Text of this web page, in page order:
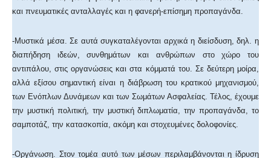
και πνευματικές ανταλλαγές και η φανερή-επίσημη προπαγάνδα.
-Μυστικά μέσα. Σε αυτά συγκαταλέγονται αρχικά η διείσδυση, δηλ. η
διαπήδηση ιδεών, συνθημάτων και ανθρώπων στο χώρο του
αντιπάλου, στις οργανώσεις και στα κόμματά του. Σε δεύτερη μοίρα,
αλλά εξίσου σημαντική είναι η διάβρωση του κρατικού μηχανισμού,
των Ενόπλων Δυνάμεων και των Σωμάτων Ασφαλείας. Τέλος, έχουμε
την μυστική πολιτική, την μυστική διπλωματία, την προπαγάνδα, το
σαμποτάζ, την κατασκοπία, ακόμη και στοχευμένες δολοφονίες.
-Οργάνωση. Στον τομέα αυτό των μέσων περιλαμβάνονται η ίδρυση